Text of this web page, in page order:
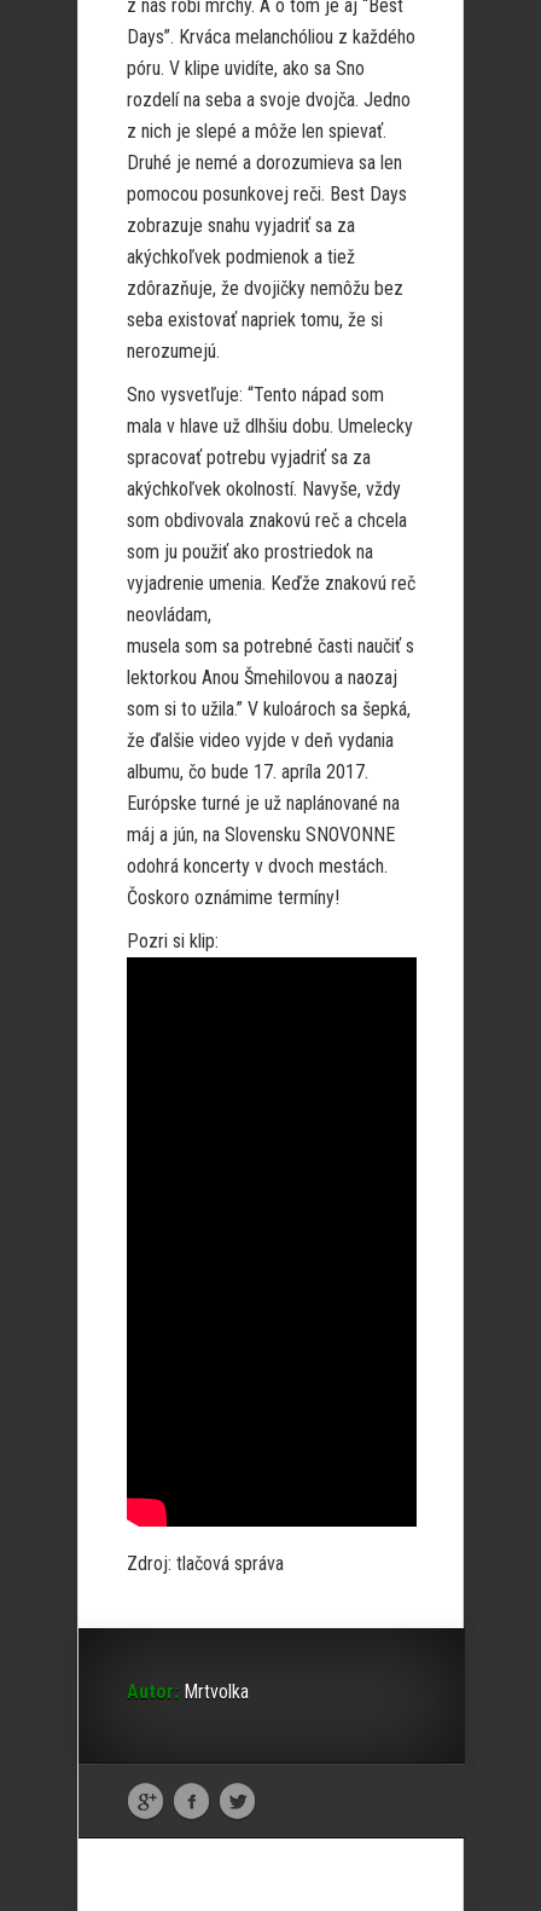
z nás robí mrchy. A o tom je aj “Best
Days”. Krváca melanchóliou z každého
póru. V klipe uvidíte, ako sa Sno
rozdelí na seba a svoje dvojča. Jedno
z nich je slepé a môže len spievať.
Druhé je nemé a dorozumieva sa len
pomocou posunkovej reči. Best Days
zobrazuje snahu vyjadriť sa za
akýchkoľvek podmienok a tiež
zdôrazňuje, že dvojičky nemôžu bez
seba existovať napriek tomu, že si
nerozumejú.
Sno vysvetľuje: “Tento nápad som
mala v hlave už dlhšiu dobu. Umelecky
spracovať potrebu vyjadriť sa za
akýchkoľvek okolností. Navyše, vždy
som obdivovala znakovú reč a chcela
som ju použiť ako prostriedok na
vyjadrenie umenia. Keďže znakovú reč
neovládam,
musela som sa potrebné časti naučiť s
lektorkou Anou Šmehilovou a naozaj
som si to užila.” V kuloároch sa šepká,
že ďalšie video vyjde v deň vydania
albumu, čo bude 17. apríla 2017.
Európske turné je už naplánované na
máj a jún, na Slovensku SNOVONNE
odohrá koncerty v dvoch mestách.
Čoskoro oznámime termíny!
Pozri si klip:
Zdroj: tlačová správa
Autor: Mrtvolka